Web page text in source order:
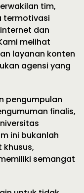
tim,
termotivasi
dan
melihat
layanan konten
agensi yang
pengumpulan
finalis,
ini bukanlah
semangat